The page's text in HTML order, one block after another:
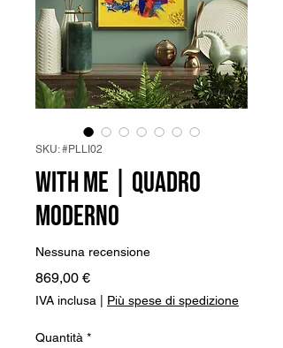
SKU: #PLLI02
With me | Quadro
Moderno
Nessuna recensione
869,00 €Prezzo
IVA inclusa Più spese di spedizione
Quantità *